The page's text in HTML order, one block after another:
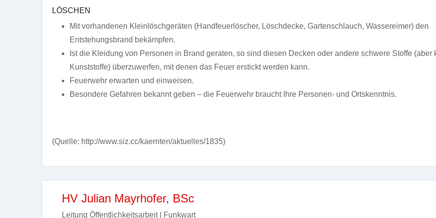
LÖSCHEN
Mit vorhandenen Kleinlöschgeräten (Handfeuerlöscher, Löschdecke, Gartenschlauch, Wassereimer) den
Entstehungsbrand bekämpfen.
Ist die Kleidung von Personen in Brand geraten, so sind diesen Decken oder andere schwere Stoffe (aber
Kunststoffe) überzuwerfen, mit denen das Feuer erstickt werden kann.
Feuerwehr erwarten und einweisen.
Besondere Gefahren bekannt geben – die Feuerwehr braucht Ihre Personen- und Ortskenntnis.
(Quelle: http://www.siz.cc/kaernten/aktuelles/1835)
HV Julian Mayrhofer, BSc
Leitung Öffentlichkeitsarbeit | Funkwart